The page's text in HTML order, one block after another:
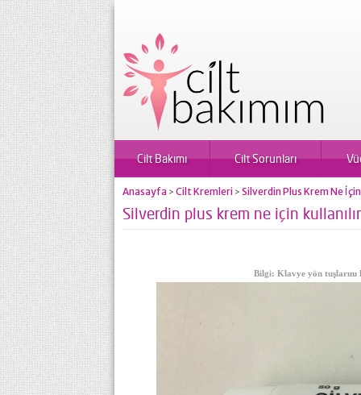
Cilt Bakımı Cilt Sorunları
Anasayfa > Cilt Kremleri > Silverdin Plus Krem Ne İçin
Silverdin plus krem ne için kullanılır
Bilgi: Klavye yön